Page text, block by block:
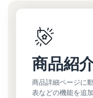
商品紹
商品詳細ページに
表などの機能を追